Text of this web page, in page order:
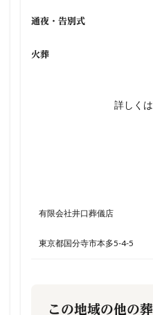
通夜・告別式
火葬
詳しく
有限会社井口葬儀店
東京都国分寺市本多5-4-5
この地域の他の